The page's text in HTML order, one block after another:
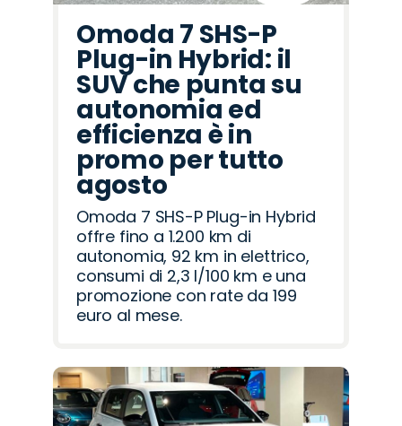
Omoda 7 SHS-P
Plug-in Hybrid: il
SUV che punta su
autonomia ed
efficienza è in
promo per tutto
agosto
Omoda 7 SHS-P Plug-in Hybrid
offre fino a 1.200 km di
autonomia, 92 km in elettrico,
consumi di 2,3 l/100 km e una
promozione con rate da 199
euro al mese.